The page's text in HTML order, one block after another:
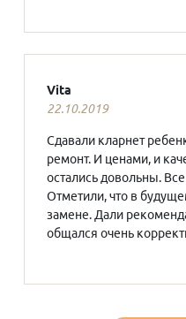
Vita
22.10.2019
Сдавали кларнет
ремонт. И ценами, и
остались довольны.
Отметили, что в
замене. Дали
общался очень